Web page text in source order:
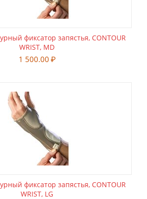
фиксатор запястья, CONTOUR
WRIST, MD
1 500.00 ₽
фиксатор запястья, CONTOUR
WRIST, LG